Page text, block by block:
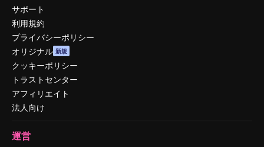
サポート
利用規約
プライバシーポリシー
オリジナル 新規
クッキーポリシー
トラストセンター
アフィリエイト
法人向け
運営